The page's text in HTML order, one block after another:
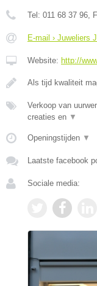
Tel: 011 68 37 96,
E-mail › Juweliers
Website: http://
Als tijd kwaliteit
Verkoop van
creaties en ▼
Openingstijden ▼
Laatste facebook
Sociale media: